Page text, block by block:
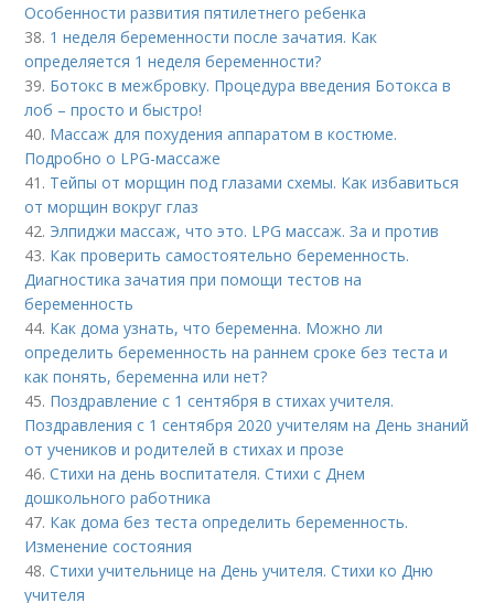
Особенности развития пятилетнего ребенка
38. 1 неделя беременности после зачатия. Как
определяется 1 неделя беременности?
39. Ботокс в межбровку. Процедура введения Ботокса в
лоб – просто и быстро!
40. Массаж для похудения аппаратом в костюме.
Подробно о LPG-массаже
41. Тейпы от морщин под глазами схемы. Как избавиться
от морщин вокруг глаз
42. Элпиджи массаж, что это. LPG массаж. За и против
43. Как проверить самостоятельно беременность.
Диагностика зачатия при помощи тестов на
беременность
44. Как дома узнать, что беременна. Можно ли
определить беременность на раннем сроке без теста и
как понять, беременна или нет?
45. Поздравление с 1 сентября в стихах учителя.
Поздравления с 1 сентября 2020 учителям на День знаний
от учеников и родителей в стихах и прозе
46.Стихи на день воспитателя. Стихи с Днем
дошкольного работника
47. Как дома без теста определить беременность.
Изменение состояния
48.Стихи учительнице на День учителя. Стихи ко Дню
учителя